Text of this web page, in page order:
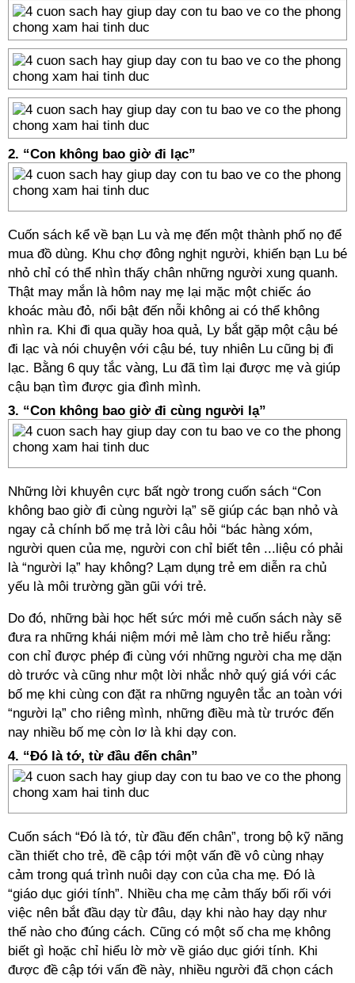
2. “Con không bao giờ đi lạc”
Cuốn sách kể về bạn Lu và mẹ đến một thành phố nọ để
mua đồ dùng. Khu chợ đông nghịt người, khiến bạn Lu bé
nhỏ chỉ có thể nhìn thấy chân những người xung quanh.
Thật may mắn là hôm nay mẹ lại mặc một chiếc áo
khoác màu đỏ, nổi bật đến nỗi không ai có thể không
nhìn ra. Khi đi qua quầy hoa quả, Ly bắt gặp một cậu bé
đi lạc và nói chuyện với cậu bé, tuy nhiên Lu cũng bị đi
lạc. Bằng 6 quy tắc vàng, Lu đã tìm lại được mẹ và giúp
cậu bạn tìm được gia đình mình.
3. “Con không bao giờ đi cùng người lạ”
Những lời khuyên cực bất ngờ trong cuốn sách “Con
không bao giờ đi cùng người lạ” sẽ giúp các bạn nhỏ và
ngay cả chính bố mẹ trả lời câu hỏi “bác hàng xóm,
người quen của mẹ, người con chỉ biết tên ...liệu có phải
là “người lạ” hay không? Lạm dụng trẻ em diễn ra chủ
yếu là môi trường gần gũi với trẻ.
Do đó, những bài học hết sức mới mẻ cuốn sách này sẽ
đưa ra những khái niệm mới mẻ làm cho trẻ hiểu rằng:
con chỉ được phép đi cùng với những người cha mẹ dặn
dò trước và cũng như một lời nhắc nhở quý giá với các
bố mẹ khi cùng con đặt ra những nguyên tắc an toàn với
“người lạ” cho riêng mình, những điều mà từ trước đến
nay nhiều bố mẹ còn lơ là khi dạy con.
4. “Đó là tớ, từ đầu đến chân”
Cuốn sách “Đó là tớ, từ đầu đến chân”, trong bộ kỹ năng
cần thiết cho trẻ, đề cập tới một vấn đề vô cùng nhạy
cảm trong quá trình nuôi dạy con của cha mẹ. Đó là
“giáo dục giới tính”. Nhiều cha mẹ cảm thấy bối rối với
việc nên bắt đầu dạy từ đâu, dạy khi nào hay dạy như
thế nào cho đúng cách. Cũng có một số cha mẹ không
biết gì hoặc chỉ hiểu lờ mờ về giáo dục giới tính. Khi
được đề cập tới vấn đề này, nhiều người đã chọn cách